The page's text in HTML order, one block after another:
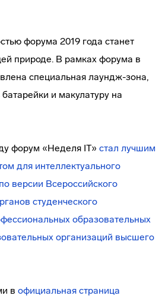
форума 2019 года станет
природе. В рамках форума в
специальная лаундж-зона,
и макулатуру на
форум «Неделя IT» стал лучшим
для интеллектуального
версии Всероссийского
студенческого
образовательных
организаций высшего
в официальная страница